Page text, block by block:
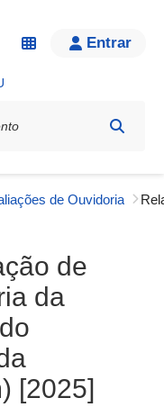
Entrar
de Ouvidoria
de
da
[2025]